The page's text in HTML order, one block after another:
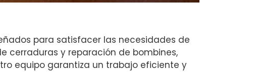
para satisfacer las necesidades de
cerraduras y reparación de bombines,
equipo garantiza un trabajo eficiente y